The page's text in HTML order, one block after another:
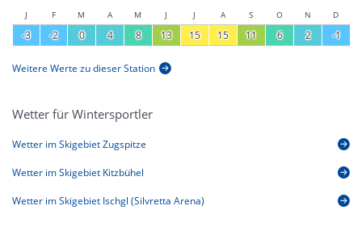
J F M A M J J A S O N D
-3 -2 0 4 8 13 15 15 11 6 2 -1
Weitere Werte zu dieser Station
Wetter für Wintersportler
Wetter im Skigebiet Zugspitze
Wetter im Skigebiet Kitzbühel
Wetter im Skigebiet Ischgl (Silvretta Arena)